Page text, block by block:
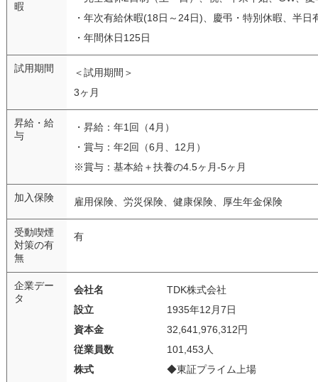
暇
・年次有給休暇(18日～24日)、慶弔・特別休暇、半日
・年間休日125日
試用期間
＜試用期間＞
3ヶ月
昇給・給
与
・昇給：年1回（4月）
・賞与：年2回（6月、12月）
※賞与：基本給＋扶養の4.5ヶ月-5ヶ月
加入保険 雇用保険、労災保険、健康保険、厚生年金保険
受動喫煙
対策の有
無
有
企業デー
タ
会社名
TDK株式会社
設立
1935年12月7日
資本金
32,641,976,312円
従業員数
101,453人
株式
◆東証プライム上場